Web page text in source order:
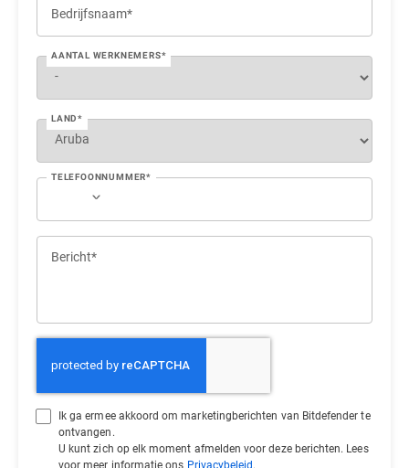
Bedrijfsnaam*
AANTAL WERKNEMERS*
LAND*
TELEFOONNUMMER*
Bericht*
Ik ga ermee akkoord om marketingberichten van Bitdefender te
ontvangen.
U kunt zich op elk moment afmelden voor deze berichten. Lees
voor meer informatie ons Privacybeleid.